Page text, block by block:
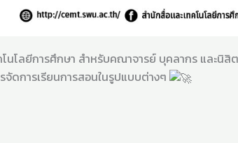
นโลยีการศึกษา สำหรับคณาจารย์ บุคลากร และนิ
ดการเรียนการสอนในรูปแบบต่างๆ